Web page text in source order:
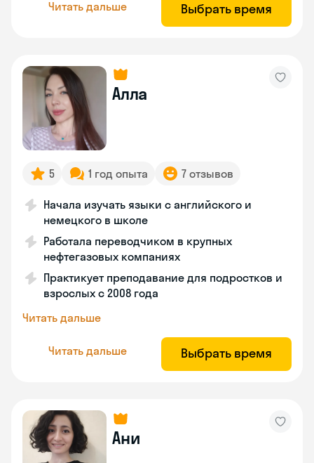
Читать дальше Выбрать время
Алла
5 1 год опыта 7 отзывов
Начала изучать языки с английского и
немецкого в школе
Работала переводчиком в крупных
нефтегазовых компаниях
Практикует преподавание для подростков и
взрослых с 2008 года
Читать дальше
Читать дальше Выбрать время
Ани